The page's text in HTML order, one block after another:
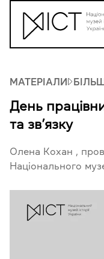
МАТЕРІАЛИ
День
та зв’язку
Олена Кохан
,
Національного